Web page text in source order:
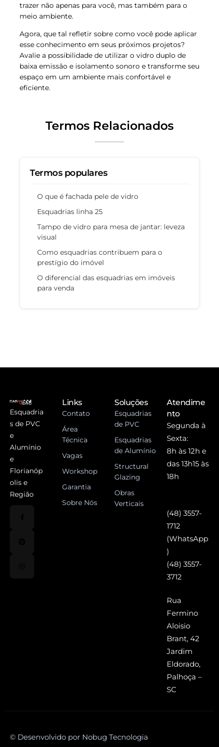
trazer não apenas para você, mas também para o
meio ambiente.
Agora, que tal refletir sobre como você pode aplicar
esse conhecimento em seus próximos projetos?
Avalie a possibilidade de utilizar o vidro duplo de
baixa emissão e isolamento sonoro e transforme seu
espaço em um ambiente mais confortável e
eficiente.
Termos Relacionados
Termos populares
O que é fachada pele de vidro
Esquadrias linha 25
Tampo de vidro para mesa de jantar: leveza
visual
Como esquadrias contribuem para o
prestígio do imóvel
O diferencial das esquadrias em imóveis
para venda
Esquadria
s de PVC
e
Alumínio
e
Florianóp
olis e
Região
Links
Contato
Área
Técnica
Vagas
Workshop
Garantia
Sobre Nós
Soluções
Esquadrias
de PVC
Esquadrias
de Alumínio
Structural
Glazing
Obras
Verticais
Atendime
nto
Segunda à
Sexta:
8h às 12h e
das 13h15 às
18h
(48) 3557-
1712
(WhatsApp
)
(48) 3557-
3712
Rua
Fermino
Aloisio
Brant, 42
Jardim
Eldorado,
Palhoça –
SC
© Desenvolvido por Nobug Tecnologia